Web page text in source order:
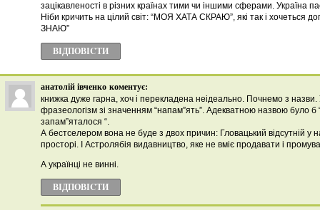
зацікавленості в різних країнах тими чи іншими сферами. Україна
Ніби кричить на цілий світ: “МОЯ ХАТА СКРАЮ”, які так і хочеться
ЗНАЮ”
ВІДПОВІCТИ
анатолій івченко коментує:
книжка дуже гарна, хоч і перекладена неідеально. Почнемо з назви.
фразеологізм зі значенням “напам”ять”. Адекватною назвою було
запам”яталося “.
А бестселером вона не буде з двох причин: Гловацький відсутній у
просторі. І Астролябія видавництво, яке не вміє продавати і
А українці не винні.
ВІДПОВІCТИ